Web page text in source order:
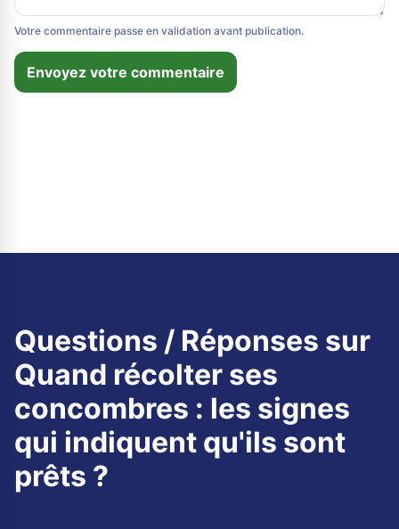
Votre commentaire passe en validation avant publication.
Envoyez votre commentaire
Questions / Réponses sur
Quand récolter ses
concombres : les signes
qui indiquent qu'ils sont
prêts ?